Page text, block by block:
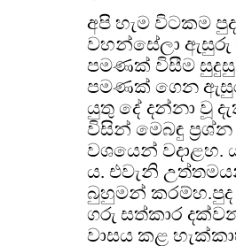
අපි හැම විටකම
වහන්සේලා
පමණක් විසීම
පමණක් ගෙන
යුතු දේ දන්නා වූ
විසින් මෙබඳු ප්‍රශ්න
වශයෙන් වදාළහ.
ය. එවැනි
බුහුමන්
ගරු සත්කාර
වාසය කළ